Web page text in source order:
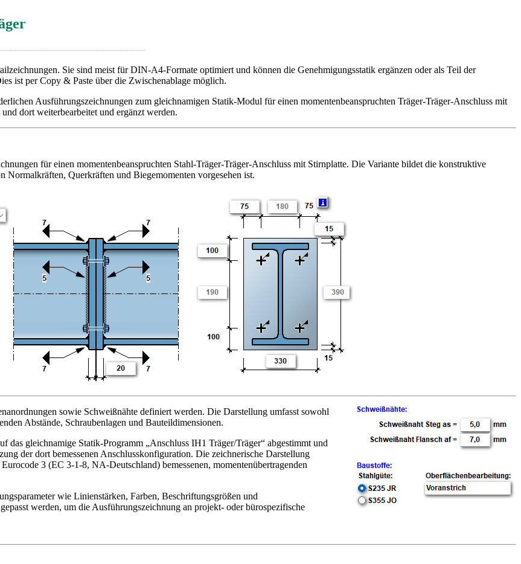
Sie sind meist für DIN-A4-Formate optimiert und können die Genehmigungsstatik ergänzen oder als Teil der
ist per Copy & Paste über die Zwischenablage möglich.
Ausführungszeichnungen zum gleichnamigen Statik-Modul für einen momentenbeanspruchten Träger-Träger-Anschluss mit
dort weiterbearbeitet und ergänzt werden.
für einen momentenbeanspruchten Stahl-Träger-Träger-Anschluss mit Stirnplatte. Die Variante bildet die konstruktive
Normalkräften, Querkräften und Biegemomenten vorgesehen ist.
sowie Schweißnähte definiert werden. Die Darstellung umfasst sowohl
Abstände, Schraubenlagen und Bauteildimensionen.
das gleichnamige Statik-Programm „Anschluss IH1 Träger/Träger“ abgestimmt und
der dort bemessenen Anschlusskonfiguration. Die zeichnerische Darstellung
3 (EC 3-1-8, NA-Deutschland) bemessenen, momentenübertragenden
wie Linienstärken, Farben, Beschriftungsgrößen und
werden, um die Ausführungszeichnung an projekt- oder bürospezifische